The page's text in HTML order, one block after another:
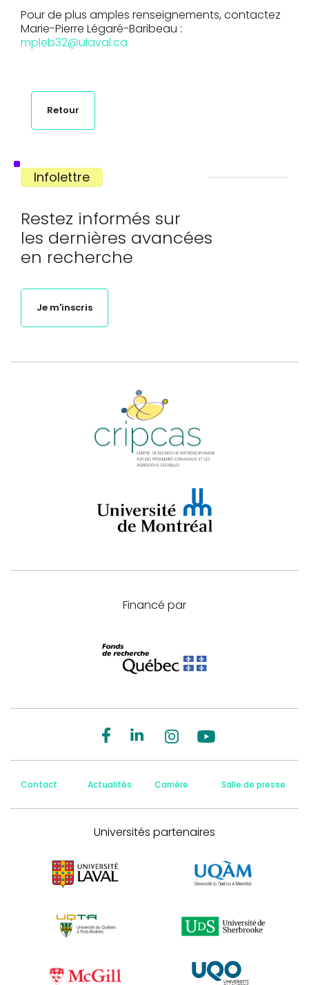
Pour de plus amples renseignements, contactez
Marie-Pierre Légaré-Baribeau :
mpleb32@ulaval.ca
Retour
Infolettre
Restez informés sur
les dernières avancées
en recherche
Je m'inscris
Financé par
Contact Actualités Carrière Salle de presse
Universités partenaires